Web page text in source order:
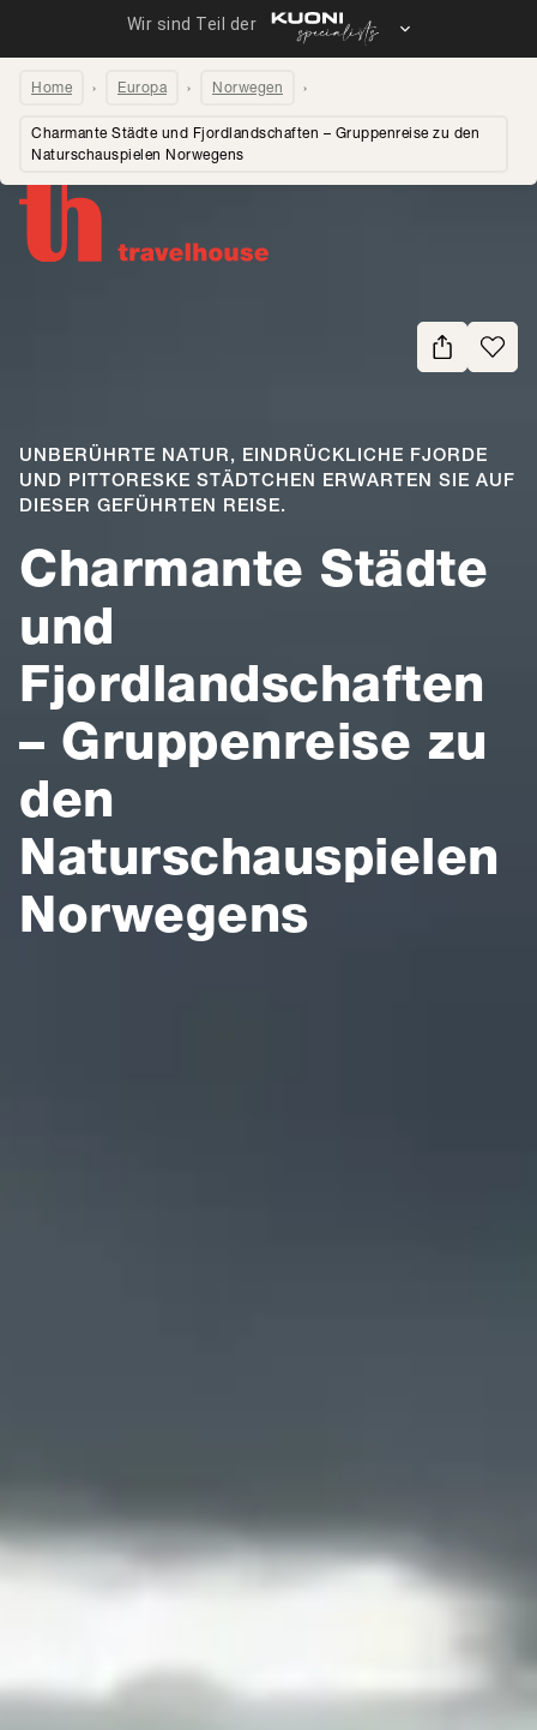
Home Europa Norwegen
Charmante Städte und Fjordlandschaften – Gruppenreise zu den
Naturschauspielen Norwegens
Charmante Städte
und
Fjordlandschaften
– Gruppenreise zu
den
Naturschauspielen
Norwegens
UNBERÜHRTE NATUR, EINDRÜCKLICHE FJORDE
UND PITTORESKE STÄDTCHEN ERWARTEN SIE AUF
DIESER GEFÜHRTEN REISE.